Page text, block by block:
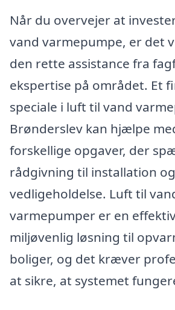
Når du overvejer at
vand varmepumpe, er det
den rette assistance fra
ekspertise på området. Et
speciale i luft til vand
Brønderslev kan hjælpe
forskellige opgaver, der
rådgivning til installation og
vedligeholdelse. Luft til
varmepumper er en
miljøvenlig løsning til
boliger, og det kræver
at sikre, at systemet